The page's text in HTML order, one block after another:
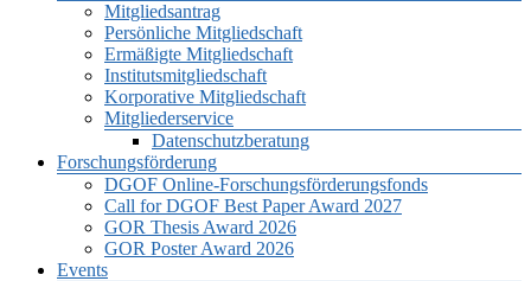
Mitgliedsantrag
Persönliche Mitgliedschaft
Ermäßigte Mitgliedschaft
Institutsmitgliedschaft
Korporative Mitgliedschaft
Mitgliederservice
Datenschutzberatung
Forschungsförderung
DGOF Online-Forschungsförderungsfonds
Call for DGOF Best Paper Award 2027
GOR Thesis Award 2026
GOR Poster Award 2026
Events